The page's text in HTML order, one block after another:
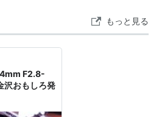
てはあまり良いものを見つけら
ームセンターで鳥の羽根の…
もっと見る
F2.8-
沢おもしろ発